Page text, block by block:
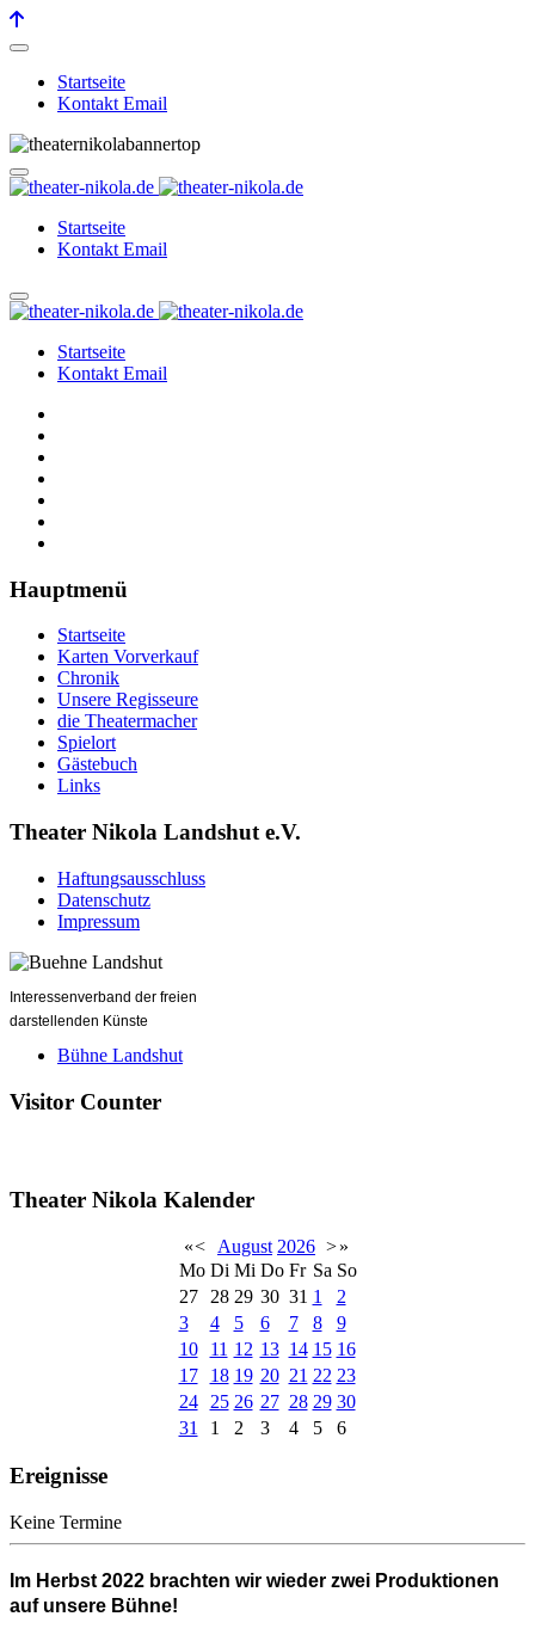
Startseite
Kontakt Email
Startseite
Kontakt Email
Startseite
Kontakt Email
Hauptmenü
Startseite
Karten Vorverkauf
Chronik
Unsere Regisseure
die Theatermacher
Spielort
Gästebuch
Links
Theater Nikola Landshut e.V.
Haftungsausschluss
Datenschutz
Impressum
Interessenverband der freien
darstellenden Künste
Bühne Landshut
Visitor Counter
Theater Nikola Kalender
«< August 2026 >»
Mo Di Mi Do Fr Sa So
27
28 29 30 31 1
2
3
4 5 6 7 8
9
10
11 12 13 14 15 16
17
18 19 20 21 22 23
24
25 26 27 28 29 30
31
1 2 3 4 5 6
Ereignisse
Keine Termine
Im Herbst 2022 brachten wir wieder zwei Produktionen
auf unsere Bühne!